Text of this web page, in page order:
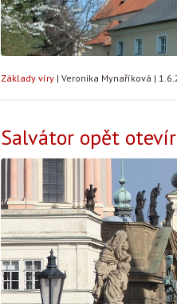
Základy víry | Veronika Mynaříková |
Salvátor opět